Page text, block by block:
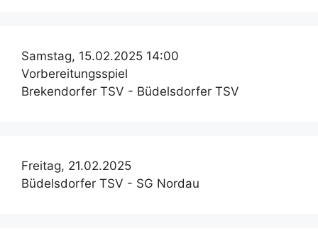
Samstag, 15.02.2025 14:00
Vorbereitungsspiel
Brekendorfer TSV - Büdelsdorfer TSV
Freitag, 21.02.2025
Büdelsdorfer TSV - SG Nordau